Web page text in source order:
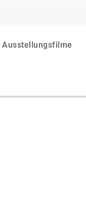
Ausstellungsfilme